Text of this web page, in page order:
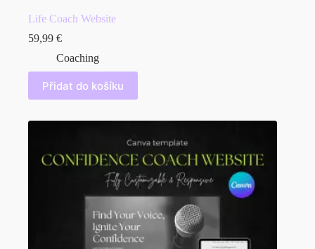
Life Coach Website
59,99 €
Coaching
Přidat do košíku